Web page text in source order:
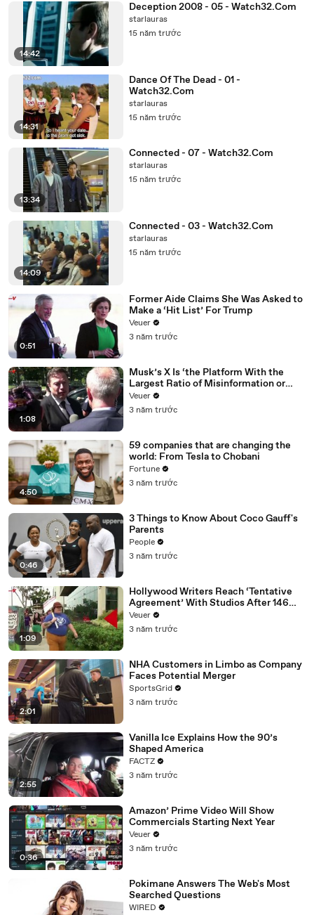
14:42
Deception 2008 - 05 - Watch32.Com
starlauras
15 năm trước
14:31
Dance Of The Dead - 01 -
Watch32.Com
starlauras
15 năm trước
13:34
Connected - 07 - Watch32.Com
starlauras
15 năm trước
14:09
Connected - 03 - Watch32.Com
starlauras
15 năm trước
0:51
Former Aide Claims She Was Asked to
Make a ‘Hit List’ For Trump
Veuer
3 năm trước
1:08
Musk’s X Is ‘the Platform With the
Largest Ratio of Misinformation or
Disinformation’ Amongst All Social
Media Platforms
Veuer
3 năm trước
4:50
59 companies that are changing the
world: From Tesla to Chobani
Fortune
3 năm trước
0:46
3 Things to Know About Coco Gauff's
Parents
People
3 năm trước
1:09
Hollywood Writers Reach ‘Tentative
Agreement’ With Studios After 146
Day Strike
Veuer
3 năm trước
2:01
NHA Customers in Limbo as Company
Faces Potential Merger
SportsGrid
3 năm trước
2:55
Vanilla Ice Explains How the 90’s
Shaped America
FACTZ
3 năm trước
0:36
Amazon’ Prime Video Will Show
Commercials Starting Next Year
Veuer
3 năm trước
Pokimane Answers The Web's Most
Searched Questions
WIRED